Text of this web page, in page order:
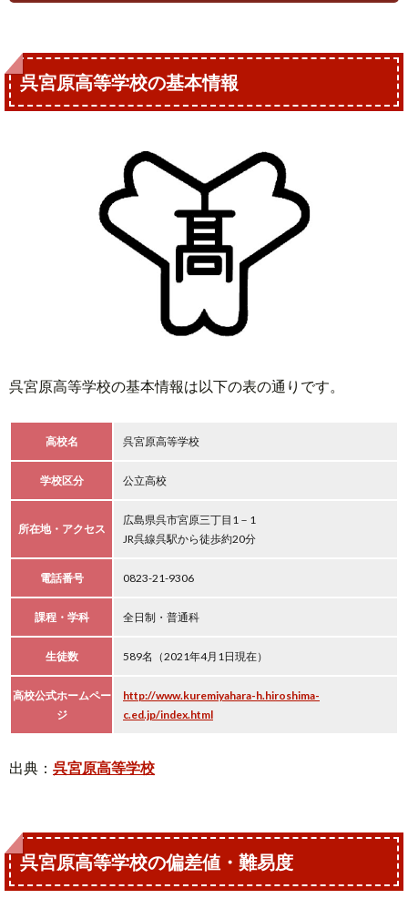
呉宮原高等学校の基本情報
呉宮原高等学校の基本情報は以下の表の通りです。
高校名 呉宮原高等学校
学校区分 公立高校
所在地・アクセス
広島県呉市宮原三丁目1－1
JR呉線呉駅から徒歩約20分
電話番号 0823-21-9306
課程・学科 全日制・普通科
生徒数 589名（2021年4月1日現在）
高校公式ホームペー
ジ
http://www.kuremiyahara-h.hiroshima-
c.ed.jp/index.html
出典： 呉宮原高等学校
呉宮原高等学校の偏差値・難易度